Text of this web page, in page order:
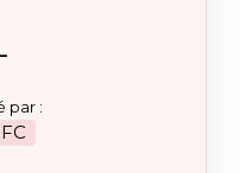
par :